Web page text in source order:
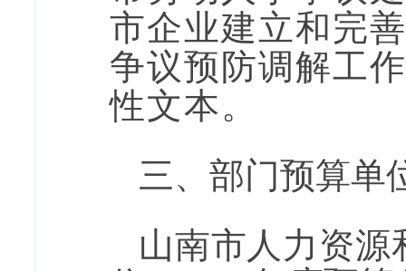
市企业建立和完
争议预防调解工
性文本。
三、部门预算单
山南市人力资